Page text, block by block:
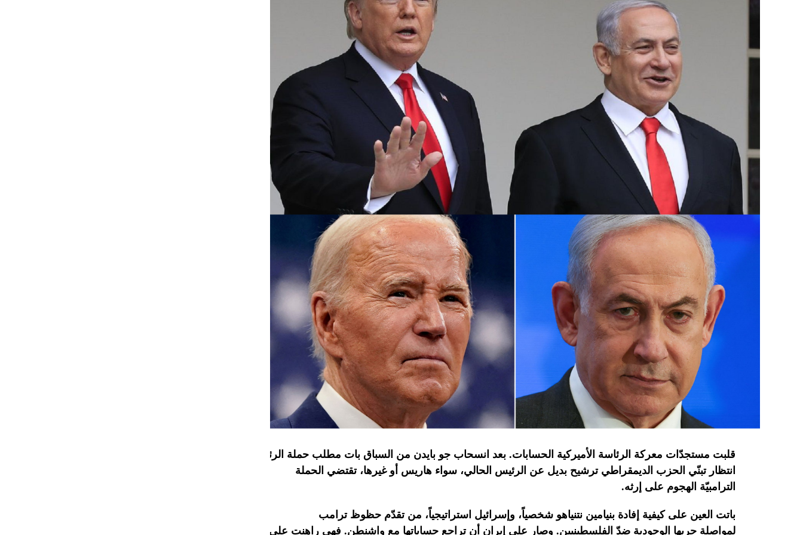
وفي نيسان الماضي أغلقت إسرائيل مجالها الجوي لمدة سبع ساعات، بسبب الهجوم المكثف بالطائرات
المسيرة والصواريخ الذي شنته إيران على إسرائيل، ردا على غارة إسرائيلية على سفارة طهران في
دمشق قتل فيها 16 شخصًا منهم مسؤول إيراني كبير في فيلق القدس.
وتسود حالة من التوترات الأمنية في إسرائيل بعد أن أعلنت اغتيال القائد العسكري البارز بـ”الحزب”
فؤاد شكر في غارة جوية على مبنى في ضاحية بيروت الجنوبية، قبل أن يعلن الحزب اغتياله مساء
وبعدها بساعات أعلنت “حماس” اغتيال إسرائيل رئيس مكتبها السياسي إسماعيل هنية بغارة إسرائيلية
استهدفت مقر إقامته في طهران التي وصلها للمشاركة في حفل تنصيب الرئيس الإيراني الجديد
مسعود بزشكيان.
ومنذ 8 تشرين الأول تتبادل فصائل لبنانية وفلسطينية في لبنان، أبرزها “الحزب”، مع الجيش الإسرائيلي
قصفا يوميا عبر “الخط الأزرق” الفاصل، أسفر عن مئات القتلى والجرحى معظمهم في الجانب اللبناني.
وترهن الفصائل وقف القصف بإنهاء إسرائيل حربا تشنها بدعم أميركي على قطاع غزة منذ 7 تشرين
الأول، ما خلّف أكثر من 130 ألف قتيل وجريح فلسطينيين، معظمهم أطفال ونساء، وما يزيد على 10
آلاف مفقود.
قلبت مستجدّات معركة الرئاسة الأميركية الحسابات. بعد انسحاب جو بايدن من السباق بات مطلب حملة الرئيس
انتظار تبنّي الحزب الديمقراطي ترشيح بديل عن الرئيس الحالي، سواء هاريس أو غيرها، تقتضي الحملة
الترامبيّة الهجوم على إرثه.
باتت العين على كيفية إفادة بنيامين نتنياهو شخصياً، وإسرائيل استراتيجياً، من تقدّم حظوظ ترامب
لمواصلة حربها الوجودية ضدّ الفلسطينيين. وصار على إيران أن تراجع حساباتها مع واشنطن. فهي راهنت على